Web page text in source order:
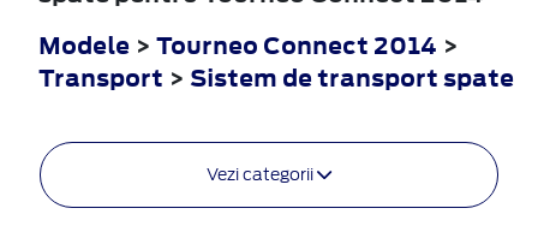
Modele > Tourneo Connect 2014 >
Transport > Sistem de transport spate
Vezi categorii